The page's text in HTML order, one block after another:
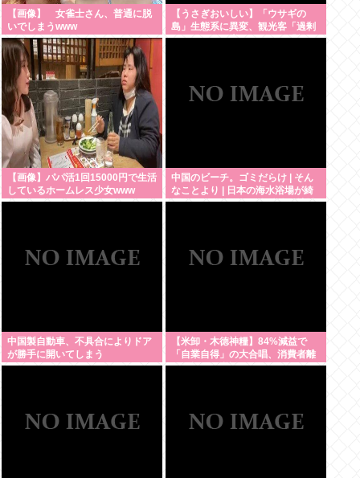
【画像】 女雀士さん、普通に脱
いでしまうwww
【うさぎおいしい】「ウサギの
島」生態系に異変、観光客「過剰
な餌やり」で増えた思わぬ「敵」
【画像】パパ活1回15000円で生活
しているホームレス少女www
中国のビーチ。ゴミだらけ | そん
なことより | 日本の海水浴場が綺
麗に保たれてるのは自治体と地域
中国製自動車、不具合によりドア
が勝手に開いてしまう
【米卸・木徳神糧】84%減益で
「自業自得」の大合唱、消費者離
れが招いた逆説